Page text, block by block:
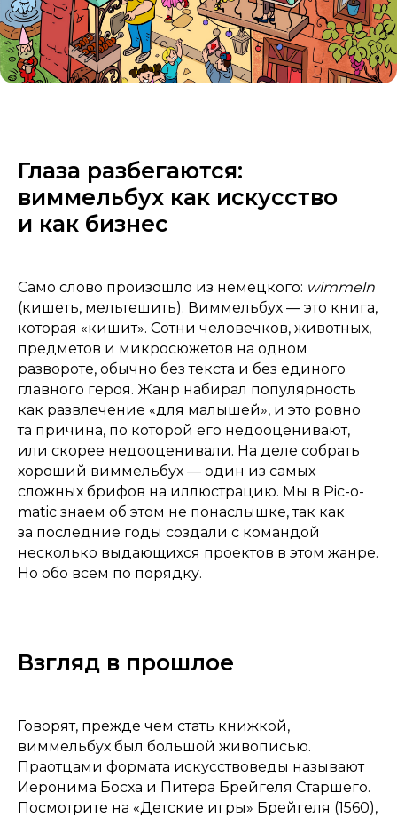
Глаза разбегаются:
виммельбух как искусство
и как бизнес
Само слово произошло из немецкого: wimmeln
(кишеть, мельтешить). Виммельбух — это книга,
которая «кишит». Сотни человечков, животных,
предметов и микросюжетов на одном
развороте, обычно без текста и без единого
главного героя. Жанр набирал популярность
как развлечение «для малышей», и это ровно
та причина, по которой его недооценивают,
или скорее недооценивали. На деле собрать
хороший виммельбух — один из самых
сложных брифов на иллюстрацию. Мы в Pic-o-
matic знаем об этом не понаслышке, так как
за последние годы создали с командой
несколько выдающихся проектов в этом жанре.
Но обо всем по порядку.
Взгляд в прошлое
Говорят, прежде чем стать книжкой,
виммельбух был большой живописью.
Праотцами формата искусствоведы называют
Иеронима Босха и Питера Брейгеля Старшего.
Посмотрите на «Детские игры» Брейгеля (1560),